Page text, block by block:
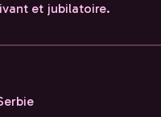
et jubilatoire.